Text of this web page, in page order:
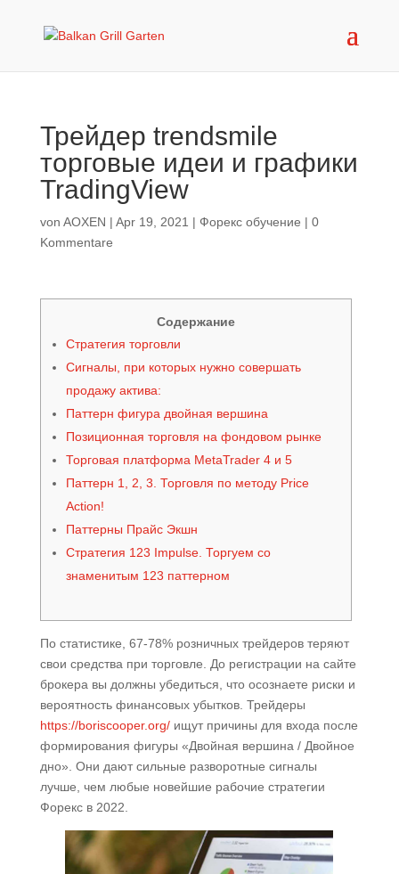
Трейдер trendsmile
торговые идеи и графики
TradingView
von AOXEN | Apr 19, 2021 | Форекс обучение | 0
Kommentare
Содержание
Стратегия торговли
Сигналы, при которых нужно совершать
продажу актива:
Паттерн фигура двойная вершина
Позиционная торговля на фондовом рынке
Торговая платформа MetaTrader 4 и 5
Паттерн 1, 2, 3. Торговля по методу Price
Action!
Паттерны Прайс Экшн
Стратегия 123 Impulse. Торгуем со
знаменитым 123 паттерном
По статистике, 67-78% розничных трейдеров теряют
свои средства при торговле. До регистрации на сайте
брокера вы должны убедиться, что осознаете риски и
вероятность финансовых убытков. Трейдеры
https://boriscooper.org/ищут причины для входа после
формирования фигуры «Двойная вершина / Двойное
дно». Они дают сильные разворотные сигналы
лучше, чем любые новейшие рабочие стратегии
Форекс в 2022.